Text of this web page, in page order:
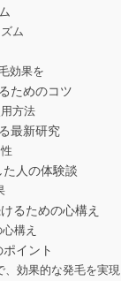
ム
効果を
ためのコツ
方法
最新研究
人の体験談
るための心構え
構え
イント
、効果的な発毛を実現